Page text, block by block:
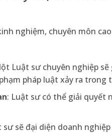
nghiệm, chuyên môn
Luật sư chuyên nghiệp
pháp luật xảy ra trong
: Luật sư có thể giải quyết
sư sẽ đại diện doanh